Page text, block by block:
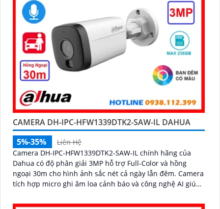
CAMERA DH-IPC-HFW1339DTK2-SAW-IL DAHUA
5%-35%
Liên Hệ
Camera DH-IPC-HFW1339DTK2-SAW-IL chính hãng của
Dahua có độ phân giải 3MP hỗ trợ Full-Color và hồng
ngoại 30m cho hình ảnh sắc nét cả ngày lẫn đêm. Camera
tích hợp micro ghi âm loa cảnh báo và công nghệ AI giúp